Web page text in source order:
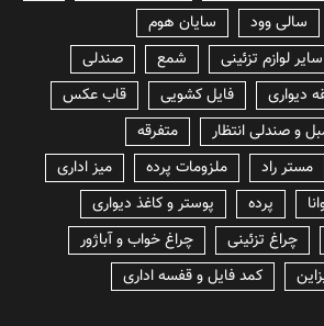
سالی وود
سایان هوم
سایر لوازم تزئینی شمع
صندلی
دیواری فایل کشویی
قاب عکس
و صندلی انتظار
متفرقه
مستر راد ملزومات پرده
میز اداری
پرده
پوستر و کاغذ دیواری
چراغ تزئینی
چراغ خواب و آباژور
کمد فایل و قفسه اداری